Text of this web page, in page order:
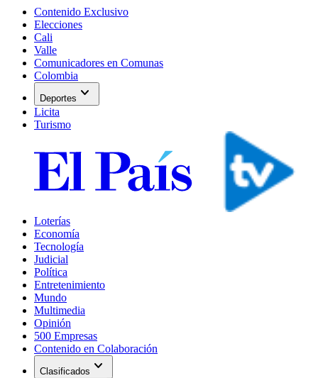
Contenido Exclusivo
Elecciones
Cali
Valle
Comunicadores en Comunas
Colombia
Deportes expand_more
Licita
Turismo
Loterías
Economía
Tecnología
Judicial
Política
Entretenimiento
Mundo
Multimedia
Opinión
500 Empresas
Contenido en Colaboración
Clasificados expand_more